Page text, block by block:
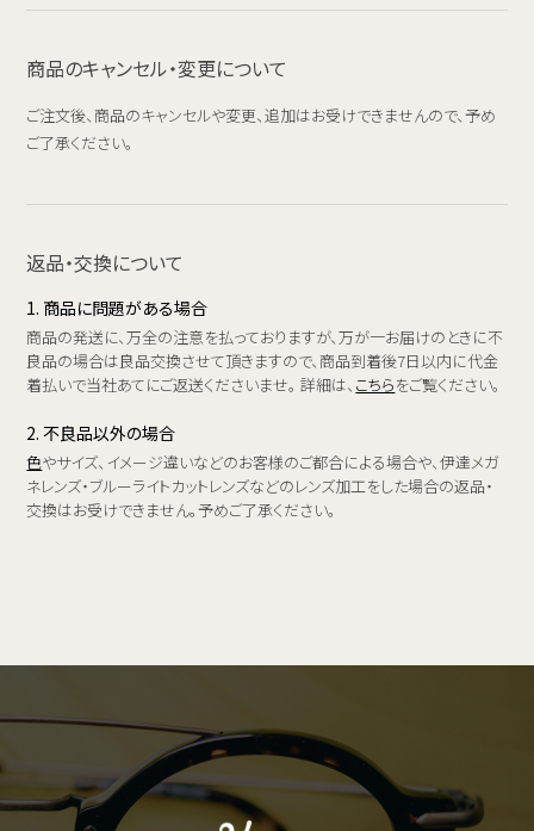
商品のキャンセル・変更について
ご注文後、商品のキャンセルや変更、追加はお受けできませんので、予め
ご了承ください。
返品・交換について
1. 商品に問題がある場合
商品の発送に、万全の注意を払っておりますが、万が一お届けのときに不
良品の場合は良品交換させて頂きますので、商品到着後7日以内に代金
着払いで当社あてにご返送くださいませ。 詳細は、 こちらをご覧ください。
2. 不良品以外の場合
色やサイズ、イメージ違いなどのお客様のご都合による場合や、伊達メガ
ネレンズ・ブルーライトカットレンズなどのレンズ加工をした場合の返品・
交換はお受けできません。予めご了承ください。